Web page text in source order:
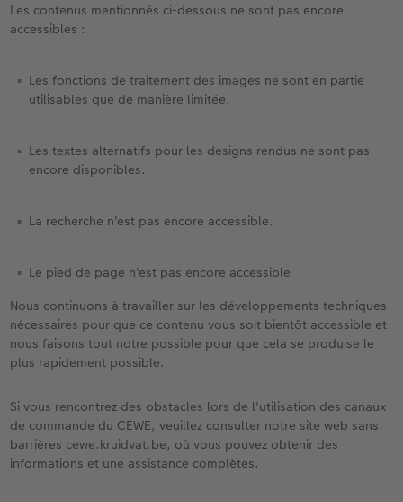
Les contenus mentionnés ci-dessous ne sont pas encore
accessibles :
Les fonctions de traitement des images ne sont en partie
utilisables que de manière limitée.
Les textes alternatifs pour les designs rendus ne sont pas
encore disponibles.
La recherche n'est pas encore accessible.
Le pied de page n'est pas encore accessible
Nous continuons à travailler sur les développements techniques
nécessaires pour que ce contenu vous soit bientôt accessible et
nous faisons tout notre possible pour que cela se produise le
plus rapidement possible.
Si vous rencontrez des obstacles lors de l'utilisation des canaux
de commande du CEWE, veuillez consulter notre site web sans
barrières cewe.kruidvat.be, où vous pouvez obtenir des
informations et une assistance complètes.